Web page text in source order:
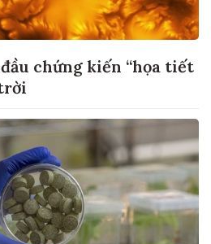
chứng kiến “họa tiết